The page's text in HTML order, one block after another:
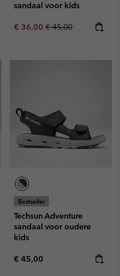
sandaal voor kids
Sale price:
€ 36,00 Regular price:
€ 45,00
Bestseller
Techsun Adventure
sandaal voor oudere
kids
Regular price:
€ 45,00